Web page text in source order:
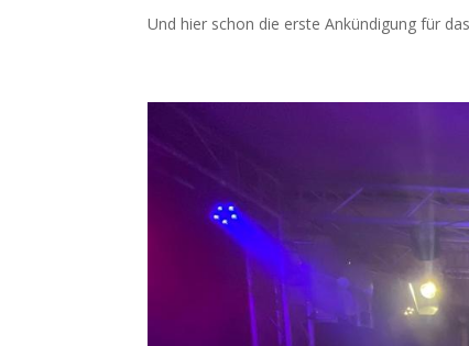
Und hier schon die erste Ankündigung für